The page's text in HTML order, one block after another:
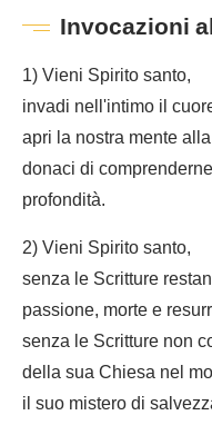
Invocazioni
1) Vieni Spirito santo,
invadi nell'intimo il
apri la nostra mente
donaci di
profondità.
2) Vieni Spirito santo,
senza le Scritture
passione, morte e
senza le Scritture non
della sua Chiesa nel
il suo mistero di